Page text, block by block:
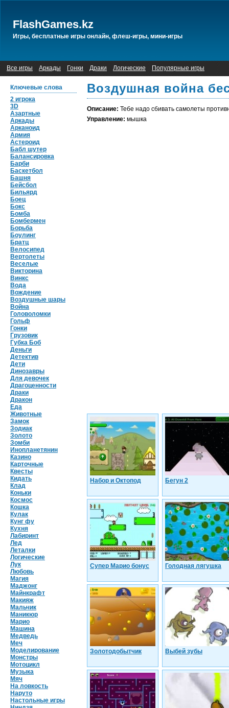
FlashGames.kz
Игры, бесплатные игры онлайн, флеш-игры, мини-игры
Все игры Аркады Гонки Драки Логические Популярные игры
Ключевые слова
2 игрока
3D
Азартные
Аркады
Арканоид
Армия
Астероид
Бабл шутер
Балансировка
Барби
Баскетбол
Башня
Бейсбол
Бильярд
Боец
Бокс
Бомба
Бомбермен
Борьба
Боулинг
Братц
Велосипед
Вертолеты
Веселые
Викторина
Винкс
Вода
Вождение
Воздушные шары
Война
Головоломки
Гольф
Гонки
Грузовик
Губка Боб
Деньги
Детектив
Дети
Динозавры
Для девочек
Драгоценности
Драки
Дракон
Еда
Животные
Замок
Зодиак
Золото
Зомби
Инопланетянин
Казино
Карточные
Квесты
Кидать
Клад
Коньки
Космос
Кошка
Кулак
Кунг фу
Кухня
Лабиринт
Лед
Леталки
Логические
Лук
Любовь
Магия
Маджонг
Майнкрафт
Макияж
Мальчик
Маникюр
Марио
Машина
Медведь
Меч
Моделирование
Монстры
Мотоцикл
Музыка
Мяч
На ловкость
Наруто
Настольные игры
Воздушная война
Описание: Тебе надо сбивать самолеты
Управление: мышка
Набор и Октопод Бегун 2
Супер Марио бонус Голодная лягушка
Золотодобытчик Выбей зубы